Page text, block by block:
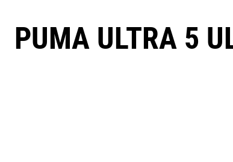
PUMA ULTRA 5